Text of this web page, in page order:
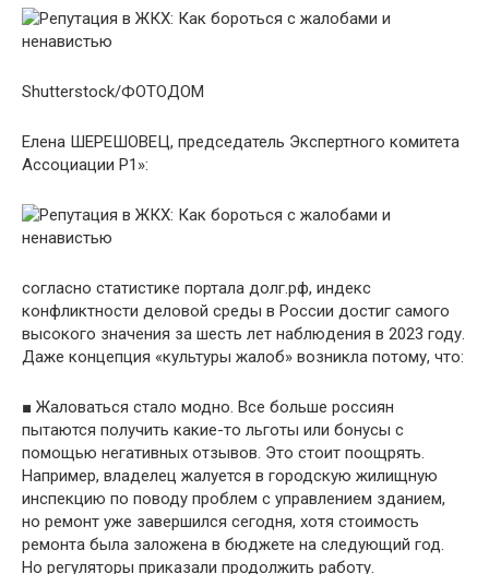
Shutterstock/ФОТОДОМ
Елена ШЕРЕШОВЕЦ, председатель Экспертного комитета
Ассоциации Р1»:
согласно статистике портала долг.рф, индекс
конфликтности деловой среды в России достиг самого
высокого значения за шесть лет наблюдения в 2023 году.
Даже концепция «культуры жалоб» возникла потому, что:
■ Жаловаться стало модно. Все больше россиян
пытаются получить какие-то льготы или бонусы с
помощью негативных отзывов. Это стоит поощрять.
Например, владелец жалуется в городскую жилищную
инспекцию по поводу проблем с управлением зданием,
но ремонт уже завершился сегодня, хотя стоимость
ремонта была заложена в бюджете на следующий год.
Но регуляторы приказали продолжить работу.